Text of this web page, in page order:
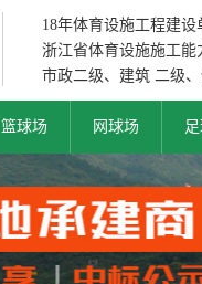
18年体育设施工程建设
浙江省体育设施施工能
市政二级、建筑 二级
篮球场 网球场